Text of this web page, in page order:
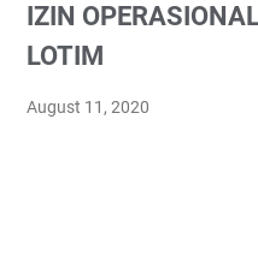
IZIN
LOTIM
August 11, 2020